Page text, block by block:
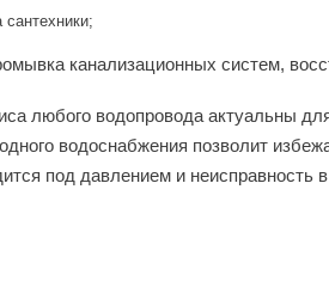
канализационных систем,
любого водопровода актуальны
водоснабжения позволит
под давлением и